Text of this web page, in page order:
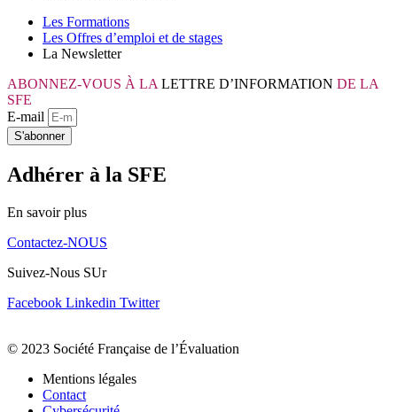
Les Formations
Les Offres d’emploi et de stages
La Newsletter
ABONNEZ-VOUS À LA LETTRE D’INFORMATION DE LA
SFE
E-mail
S'abonner
Adhérer à la SFE
En savoir plus
Contactez-NOUS
Suivez-Nous SUr
Facebook Linkedin Twitter
© 2023 Société Française de l’Évaluation
Mentions légales
Contact